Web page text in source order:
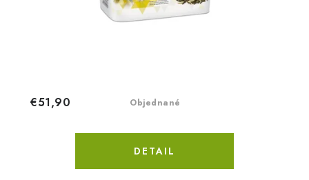
Objednané
€51,90
DETAIL